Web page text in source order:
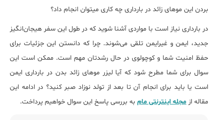
بردن این موهای زائد در بارداری چه کاری می‎توان انجام داد؟
در بارداری نیاز است با مواردی آشنا شوید که در طول این سفر هیجان‌انگیز
جدید، ایمن و غیرایمن تلقی می‌شوند. چرا که دانستن این جزئیات برای
حفظ امنیت شما و کوچولوی در حال رشدتان مهم است. ممکن است این
سوال برای شما مطرح شود که آیا لیزر موهای زائد بدن در بارداری ایمن
است یا باید برای انجام آن تا بعد از تولد نوزاد صبر کنید؟ در ادامه این
مقاله از مجله اینترنتی مام به بررسی پاسخ این سوال خواهیم پرداخت.